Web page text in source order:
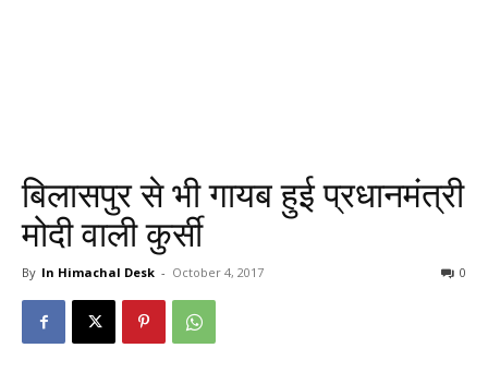
बिलासपुर से भी गायब हुई प्रधानमंत्री
मोदी वाली कुर्सी
By In Himachal Desk - October 4, 2017 0